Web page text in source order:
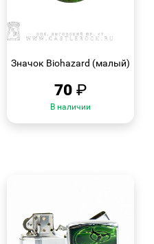
Значок Biohazard (малый)
70 ₽
В наличии